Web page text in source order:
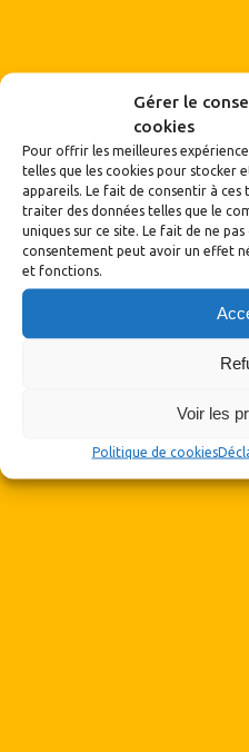
Gérer le
cookies
Pour offrir les meilleures
telles que les cookies pour stocker
appareils. Le fait de consentir à
traiter des données telles que le
uniques sur ce site. Le fait de ne
consentement peut avoir un effet
et fonctions.
Voir les
Politique de cookies